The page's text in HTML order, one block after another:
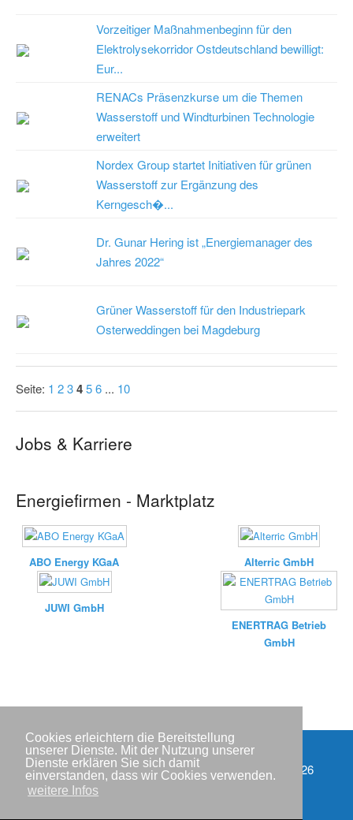
Cookies erleichtern die Bereitstellung
unserer Dienste. Mit der Nutzung unserer
Dienste erklären Sie sich damit
einverstanden, dass wir Cookies verwenden.
weitere Infos
Vorzeitiger Maßnahmenbeginn für den
Elektrolysekorridor Ostdeutschland bewilligt:
Eur...
RENACs Präsenzkurse um die Themen
Wasserstoff und Windturbinen Technologie
erweitert
Nordex Group startet Initiativen für grünen
Wasserstoff zur Ergänzung des
Kerngesch�...
Dr. Gunar Hering ist „Energiemanager des
Jahres 2022“
Grüner Wasserstoff für den Industriepark
Osterweddingen bei Magdeburg
Seite: 1 23456 ... 10
Jobs & Karriere
Energiefirmen - Marktplatz
ABO Energy KGaA Alterric GmbH
JUWI GmbH
ENERTRAG Betrieb
GmbH
Partner
Impressum
Copyright © IWR 2026